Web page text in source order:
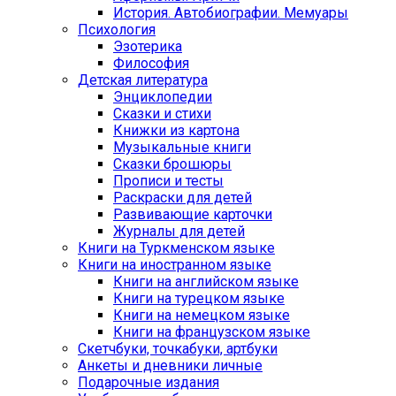
История. Автобиографии. Мемуары
Психология
Эзотерика
Философия
Детская литература
Энциклопедии
Сказки и стихи
Книжки из картона
Музыкальные книги
Сказки брошюры
Прописи и тесты
Раскраски для детей
Развивающие карточки
Журналы для детей
Книги на Туркменском языке
Книги на иностранном языке
Книги на английском языке
Книги на турецком языке
Книги на немецком языке
Книги на французском языке
Cкетчбуки, точкабуки, артбуки
Анкеты и дневники личные
Подарочные издания